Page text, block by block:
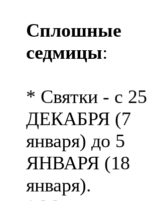
Сплошные
седмицы:
* Святки - с 25
ДЕКАБРЯ (7
января) до 5
ЯНВАРЯ (18
января).